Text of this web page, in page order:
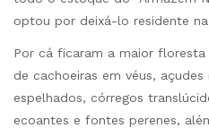
optou por deixá-lo residente na
Por cá ficaram a maior
de cachoeiras em véus, açudes
espelhados, córregos
ecoantes e fontes perenes,